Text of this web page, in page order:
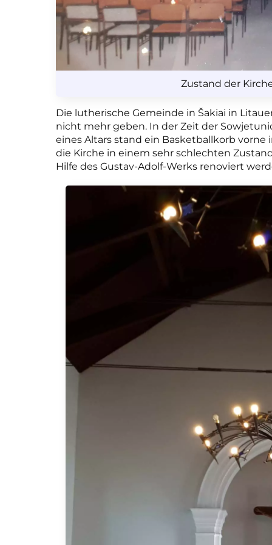
Zustand der
Die lutherische Gemeinde in Šakiai in
nicht mehr geben. In der Zeit der
eines Altars stand ein Basketballkorb vorne
die Kirche in einem sehr schlechten
Hilfe des Gustav-Adolf-Werks renoviert